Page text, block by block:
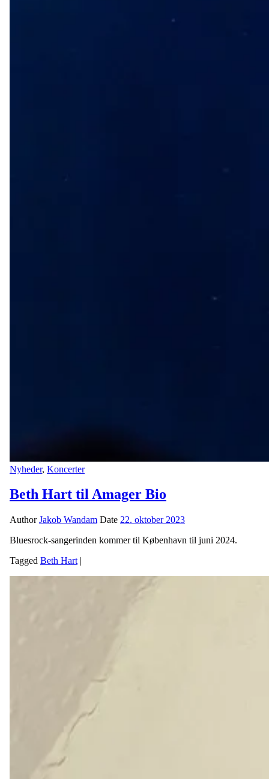
Nyheder, Koncerter
Beth Hart til Amager Bio
AuthorJakob Wandam Date 22. oktober 2023
Bluesrock-sangerinden kommer til København til juni 2024.
Tagged Beth Hart |